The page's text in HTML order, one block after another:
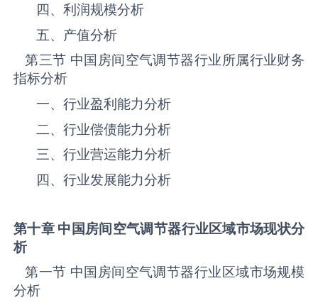
四、利润规模分析
五、产值分析
第三节 中国‌房间空气调节器‌‌‌‌行业所属行业财务
指标分析
一、行业盈利能力分析
二、行业偿债能力分析
三、行业营运能力分析
四、行业发展能力分析
第十章 中国房间空气调节器行业区域市场现状分
析
第一节 中国‌房间空气调节器‌‌‌‌行业区域市场规模
分析